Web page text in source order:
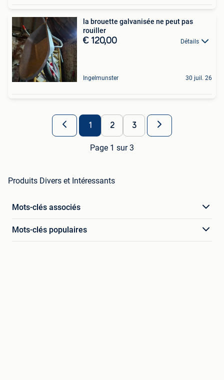
la brouette galvanisée ne peut pas
rouiller
€ 120,00 Détails
Ingelmunster 30 juil. 26
1 2 3
Page 1 sur 3
Produits Divers et Intéressants
Mots-clés associés
Mots-clés populaires